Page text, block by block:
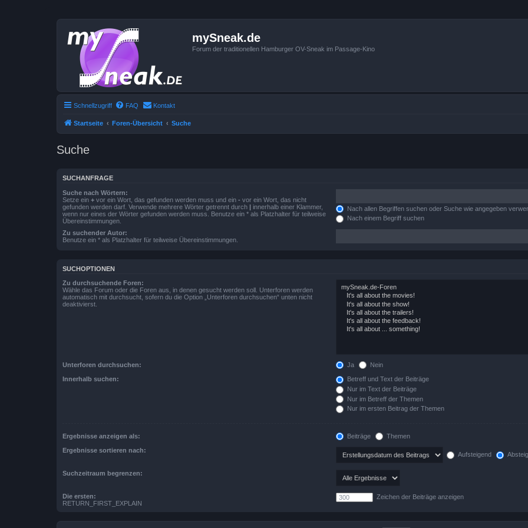
mySneak.de
Forum der traditionellen Hamburger OV-Sneak im Passage-Kino
Schnellzugriff FAQ Kontakt
Startseite Foren-Übersicht Suche
Suche
SUCHANFRAGE
Suche nach Wörtern:
Setze ein + vor ein Wort, das gefunden werden muss und ein - vor ein Wort, das nicht
gefunden werden darf. Verwende mehrere Wörter getrennt durch | innerhalb einer Klammer,
wenn nur eines der Wörter gefunden werden muss. Benutze ein * als Platzhalter für teilweise
Übereinstimmungen.
Nach allen Begriffen suchen oder Suche wie angegeben
Nach einem Begriff suchen
Zu suchender Autor:
Benutze ein * als Platzhalter für teilweise Übereinstimmungen.
SUCHOPTIONEN
Zu durchsuchende Foren:
Wähle das Forum oder die Foren aus, in denen gesucht werden soll. Unterforen werden
automatisch mit durchsucht, sofern du die Option „Unterforen durchsuchen“ unten nicht
deaktivierst.
Unterforen durchsuchen: Ja Nein
Innerhalb suchen:
Betreff und Text der Beiträge
Nur im Text der Beiträge
Nur im Betreff der Themen
Nur im ersten Beitrag der Themen
Ergebnisse anzeigen als: Beiträge Themen
Ergebnisse sortieren nach:
Aufsteigend
Suchzeitraum begrenzen:
Die ersten:
RETURN_FIRST_EXPLAIN
Zeichen der Beiträge anzeigen